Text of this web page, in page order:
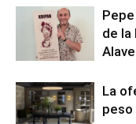
de la
La
peso